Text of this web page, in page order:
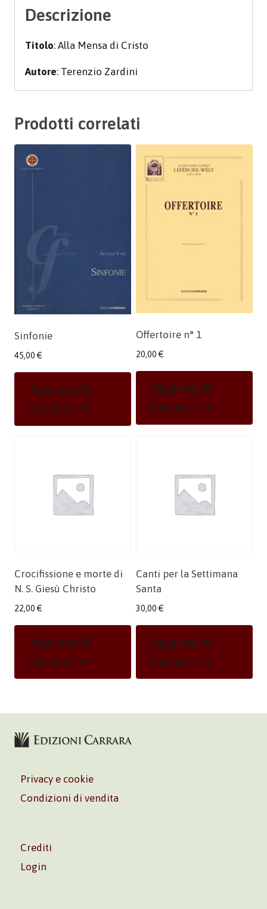
Descrizione
Titolo: Alla Mensa di Cristo
Autore: Terenzio Zardini
Prodotti correlati
Sinfonie
45,00 €
Aggiungi Al
Carrello
Offertoire n° 1
20,00 €
Aggiungi Al
Carrello
Crocifissione e morte di
N. S. Giesù Christo
22,00 €
Aggiungi Al
Carrello
Canti per la Settimana
Santa
30,00 €
Aggiungi Al
Carrello
Privacy e cookie
Condizioni di vendita
Crediti
Login